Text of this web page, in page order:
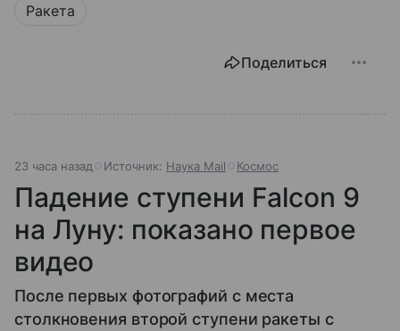
Ракета
Поделиться
23 часа назад Источник: Наука Mail Космос
Падение ступени Falcon 9
на Луну: показано первое
видео
После первых фотографий с места
столкновения второй ступени ракеты с